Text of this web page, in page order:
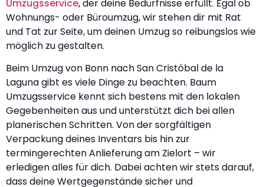
Umzugsservice, der deine Bedürfnisse erfüllt. Egal ob
Wohnungs- oder Büroumzug, wir stehen dir mit Rat
und Tat zur Seite, um deinen Umzug so reibungslos wie
möglich zu gestalten.
Beim Umzug von Bonn nach San Cristóbal de la
Laguna gibt es viele Dinge zu beachten. Baum
Umzugsservice kennt sich bestens mit den lokalen
Gegebenheiten aus und unterstützt dich bei allen
planerischen Schritten. Von der sorgfältigen
Verpackung deines Inventars bis hin zur
termingerechten Anlieferung am Zielort – wir
erledigen alles für dich. Dabei achten wir stets darauf,
dass deine Wertgegenstände sicher und